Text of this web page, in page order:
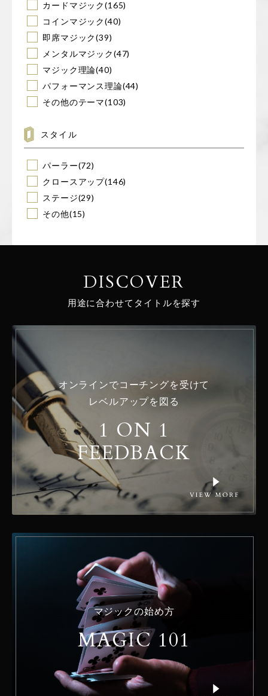
カードマジック(165)
コインマジック(40)
即席マジック(39)
メンタルマジック(47)
マジック理論(40)
パフォーマンス理論(44)
その他のテーマ(103)
スタイル
パーラー(72)
クロースアップ(146)
ステージ(29)
その他(15)
DISCOVER
用途に合わせてタイトルを探す
オンラインでコーチングを受けて
レベルアップを図る
1 ON 1
FEEDBACK
マジックの始め方
MAGIC 101